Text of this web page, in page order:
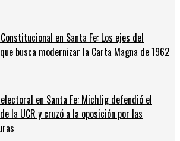
en Santa Fe: Los ejes del
busca modernizar la Carta Magna de 1962
en Santa Fe: Michlig defendió el
la UCR y cruzó a la oposición por las